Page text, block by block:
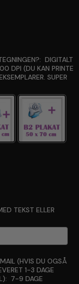
DIGITALT
DPI (DU KAN PRINTE
SUPER
TEKST ELLER
(HVIS DU OGSÅ
1-3 DAGE
7-9 DAGE